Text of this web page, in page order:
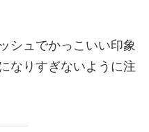
シュでかっこいい印象
なりすぎないように注